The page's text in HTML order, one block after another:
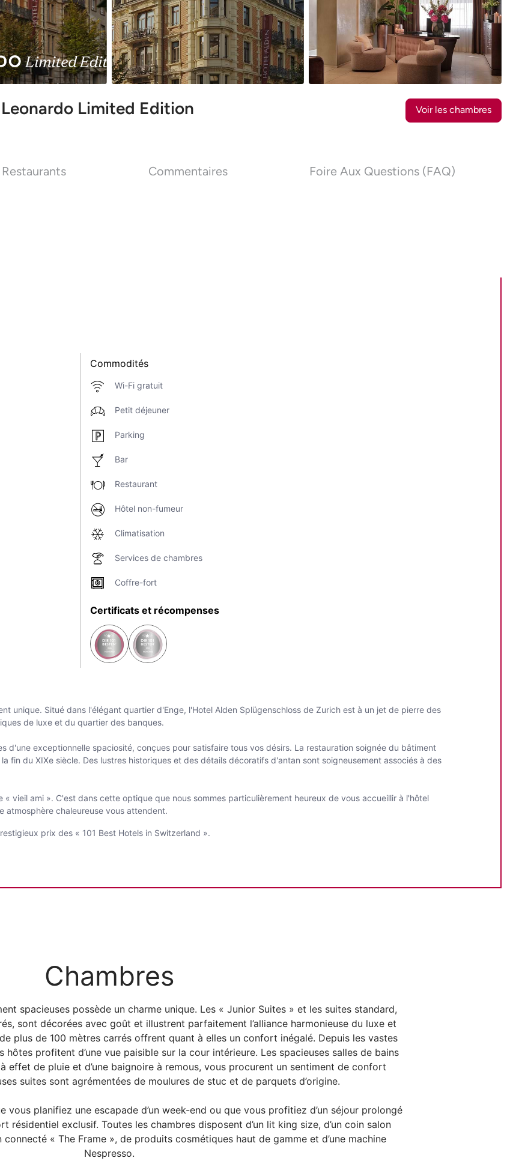
Limited Edition Voir les chambres
Restaurants Commentaires Foire Aux Questions (FAQ)
Commodités
Wi-Fi gratuit
Petit déjeuner
Parking
Bar
Restaurant
Hôtel non-fumeur
Climatisation
Services de chambres
Coffre-fort
Certificats et récompenses
unique. Situé dans l'élégant quartier d'Enge, l'Hotel Alden Splügenschloss de Zurich est à un jet de pierre des
de luxe et du quartier des banques.
d'une exceptionnelle spaciosité, conçues pour satisfaire tous vos désirs. La restauration soignée du bâtiment
fin du XIXe siècle. Des lustres historiques et des détails décoratifs d'antan sont soigneusement associés à des
vieil ami ». C'est dans cette optique que nous sommes particulièrement heureux de vous accueillir à l'hôtel
atmosphère chaleureuse vous attendent.
prix des « 101 Best Hotels in Switzerland ».
Chambres
spacieuses possède un charme unique. Les « Junior Suites » et les suites standard,
sont décorées avec goût et illustrent parfaitement l’alliance harmonieuse du luxe et
plus de 100 mètres carrés offrent quant à elles un confort inégalé. Depuis les vastes
profitent d’une vue paisible sur la cour intérieure. Les spacieuses salles de bains
effet de pluie et d’une baignoire à remous, vous procurent un sentiment de confort
suites sont agrémentées de moulures de stuc et de parquets d’origine.
vous planifiez une escapade d’un week-end ou que vous profitiez d’un séjour prolongé
résidentiel exclusif. Toutes les chambres disposent d’un lit king size, d’un coin salon
« The Frame », de produits cosmétiques haut de gamme et d’une machine
Nespresso.